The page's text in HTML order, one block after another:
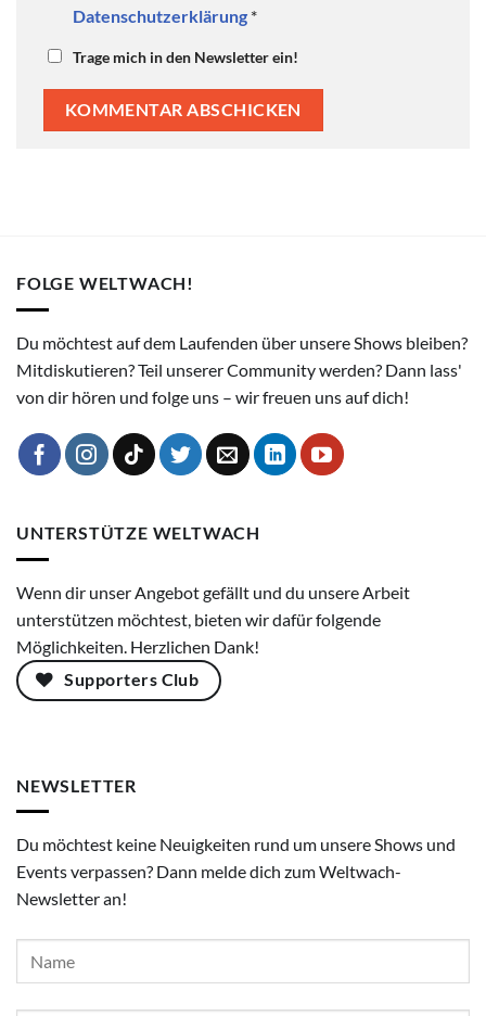
Datenschutzerklärung *
Trage mich in den Newsletter ein!
FOLGE WELTWACH!
Du möchtest auf dem Laufenden über unsere Shows bleiben?
Mitdiskutieren? Teil unserer Community werden? Dann lass'
von dir hören und folge uns – wir freuen uns auf dich!
UNTERSTÜTZE WELTWACH
Wenn dir unser Angebot gefällt und du unsere Arbeit
unterstützen möchtest, bieten wir dafür folgende
Möglichkeiten. Herzlichen Dank!
Supporters Club
NEWSLETTER
Du möchtest keine Neuigkeiten rund um unsere Shows und
Events verpassen? Dann melde dich zum Weltwach-
Newsletter an!